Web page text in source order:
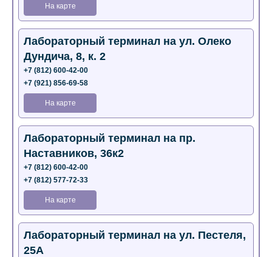
На карте
Лабораторный терминал на ул. Олеко
Дундича, 8, к. 2
+7 (812) 600-42-00
+7 (921) 856-69-58
На карте
Лабораторный терминал на пр.
Наставников, 36к2
+7 (812) 600-42-00
+7 (812) 577-72-33
На карте
Лабораторный терминал на ул. Пестеля,
25А